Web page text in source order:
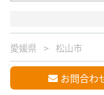
愛媛県 松山市
お問合わ